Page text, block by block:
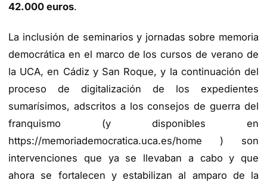
42.000 euros.
La inclusión de seminarios y jornadas sobre memoria
democrática en el marco de los cursos de verano de
la UCA, en Cádiz y San Roque, y la continuación del
proceso de digitalización de los expedientes
sumarísimos, adscritos a los consejos de guerra del
franquismo (y disponibles en
https://memoriademocratica.uca.es/home ) son
intervenciones que ya se llevaban a cabo y que
ahora se fortalecen y estabilizan al amparo de la